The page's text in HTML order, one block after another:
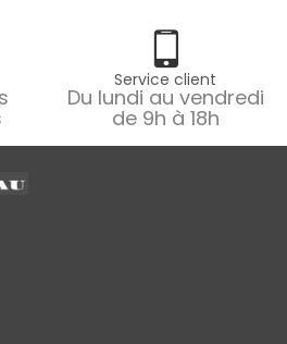
Service client
Du lundi au vendredi
de 9h à 18h